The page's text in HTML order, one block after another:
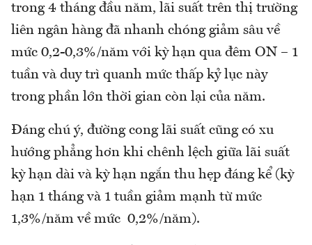
trong 4 tháng đầu năm, lãi suất trên thị trường
liên ngân hàng đã nhanh chóng giảm sâu về
mức 0,2-0,3%/năm với kỳ hạn qua đêm ON – 1
tuần và duy trì quanh mức thấp kỷ lục này
trong phần lớn thời gian còn lại của năm.
Đáng chú ý, đường cong lãi suất cũng có xu
hướng phẳng hơn khi chênh lệch giữa lãi suất
kỳ hạn dài và kỳ hạn ngắn thu hẹp đáng kể (kỳ
hạn 1 tháng và 1 tuần giảm mạnh từ mức
1,3%/năm về mức 0,2%/năm).